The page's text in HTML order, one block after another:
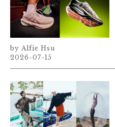
Alfie Hsu
2026-07-15